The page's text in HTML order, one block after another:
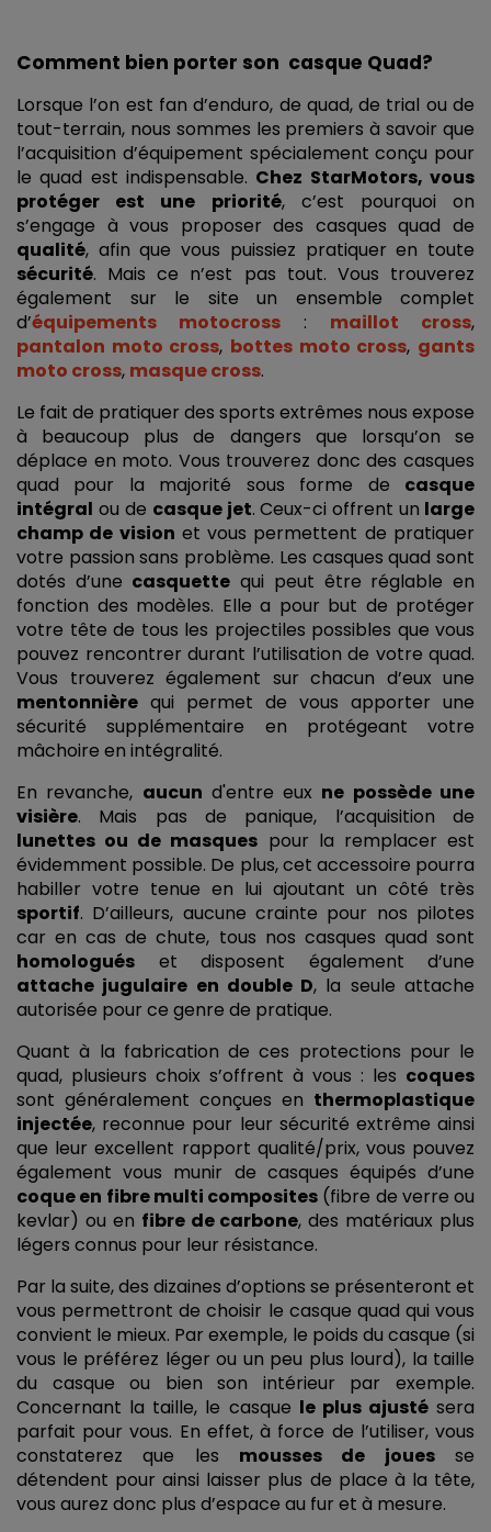
Comment bien porter son  casque Quad?
Lorsque l’on est fan d’enduro, de quad, de trial ou de
tout-terrain, nous sommes les premiers à savoir que
l’acquisition d’équipement spécialement conçu pour
le quad est indispensable. Chez StarMotors, vous
protéger est une priorité, c’est pourquoi on
qualité
sécurité. Mais ce n’est pas tout. Vous trouverez
également sur le site un ensemble complet
d’équipements motocross : maillot cross
pantalon moto cross, bottes moto cross, gants
moto cross, masque cross.
Le fait de pratiquer des sports extrêmes nous expose
à beaucoup plus de dangers que lorsqu’on se
déplace en moto. Vous trouverez donc des casques
quad pour la majorité sous forme de casque
intégral ou de casque jet. Ceux-ci offrent un large
champ de vision et vous permettent de pratiquer
votre passion sans problème. Les casques quad sont
dotés d’une casquette qui peut être réglable en
fonction des modèles. Elle a pour but de protéger
votre tête de tous les projectiles possibles que vous
pouvez rencontrer durant l’utilisation de votre quad.
mentonnière qui permet de vous apporter une
sécurité supplémentaire en protégeant votre
mâchoire en intégralité.
En revanche, aucun d'entre eux ne possède une
visière
lunettes ou de masques pour la remplacer est
évidemment possible. De plus, cet accessoire pourra
sportif. D’ailleurs, aucune crainte pour nos pilotes
homologués
attache jugulaire en double D, la seule attache
autorisée pour ce genre de pratique.
Quant à la fabrication de ces protections pour le
quad, plusieurs choix s’offrent à vous : les coques
sont généralement conçues en thermoplastique
injectée, reconnue pour leur sécurité extrême ainsi
que leur excellent rapport qualité/prix, vous pouvez
coque en fibre multi composites (fibre de verre ou
kevlar) ou en fibre de carbone, des matériaux plus
légers connus pour leur résistance.
Par la suite, des dizaines d’options se présenteront et
vous permettront de choisir le casque quad qui vous
convient le mieux. Par exemple, le poids du casque (si
vous le préférez léger ou un peu plus lourd), la taille
du casque ou bien son intérieur par exemple.
Concernant la taille, le casque le plus ajusté sera
parfait pour vous. En effet, à force de l’utiliser, vous
constaterez que les mousses de joues se
détendent pour ainsi laisser plus de place à la tête,
vous aurez donc plus d’espace au fur et à mesure.